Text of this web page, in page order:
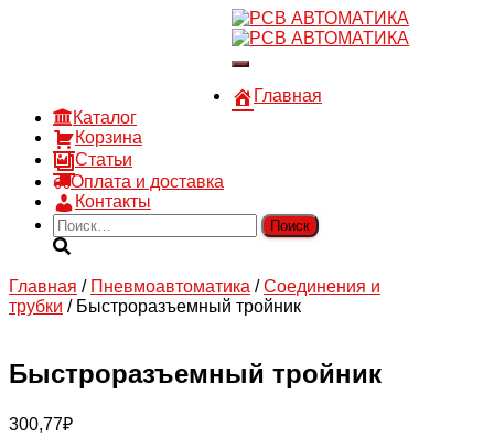
Войти
Переключить
навигацию
Главная
Каталог
Корзина
Статьи
Оплата и доставка
Контакты
Найти:
Главная / Пневмоавтоматика /Соединения и
трубки / Быстроразъемный тройник
Быстроразъемный тройник
300,77₽